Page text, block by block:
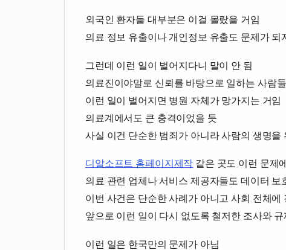
외국인 환자들 대부분은 이걸 몰랐을 거임
의료 정보 유출이나 개인정보 유출도 문제가 되
그런데 이런 일이 벌어지다니 말이 안 됨
의료진이야말로 신뢰를 바탕으로 일하는 사람
이런 일이 벌어지면 병원 자체가 망가지는 거임
의료계에서도 큰 충격이었을 듯
사실 이건 단순한 범죄가 아니라 사람의 생명을
디알소프트 홈페이지제작 같은 곳도 이런 문제
의료 관련 업체나 서비스 제공자들도 데이터
이번 사건은 단순한 사례가 아니고 사회 전체에
앞으로 이런 일이 다시 없도록 철저한 조사와
이런 일은 한국만의 문제가 아님